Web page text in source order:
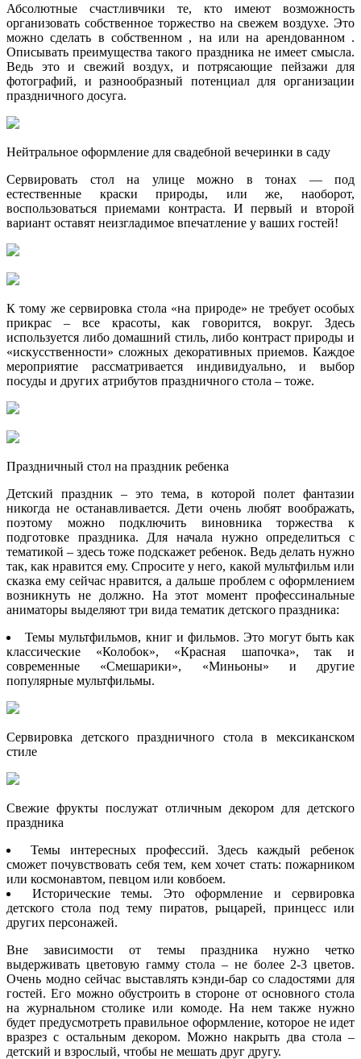
Абсолютные счастливчики те, кто имеют возможность
организовать собственное торжество на свежем воздухе. Это
можно сделать в собственном , на или на арендованном .
Описывать преимущества такого праздника не имеет смысла.
Ведь это и свежий воздух, и потрясающие пейзажи для
фотографий, и разнообразный потенциал для организации
праздничного досуга.
Нейтральное оформление для свадебной вечеринки в саду
Сервировать стол на улице можно в тонах — под
естественные краски природы, или же, наоборот,
воспользоваться приемами контраста. И первый и второй
вариант оставят неизгладимое впечатление у ваших гостей!
К тому же сервировка стола «на природе» не требует особых
прикрас – все красоты, как говорится, вокруг. Здесь
используется либо домашний стиль, либо контраст природы и
«искусственности» сложных декоративных приемов. Каждое
мероприятие рассматривается индивидуально, и выбор
посуды и других атрибутов праздничного стола – тоже.
Праздничный стол на праздник ребенка
Детский праздник – это тема, в которой полет фантазии
никогда не останавливается. Дети очень любят воображать,
поэтому можно подключить виновника торжества к
подготовке праздника. Для начала нужно определиться с
тематикой – здесь тоже подскажет ребенок. Ведь делать нужно
так, как нравится ему. Спросите у него, какой мультфильм или
сказка ему сейчас нравится, а дальше проблем с оформлением
возникнуть не должно. На этот момент профессинальные
аниматоры выделяют три вида тематик детского праздника:
Темы мультфильмов, книг и фильмов. Это могут быть как
классические «Колобок», «Красная шапочка», так и
современные «Смешарики», «Миньоны» и другие
популярные мультфильмы.
Сервировка детского праздничного стола в мексиканском
стиле
Свежие фрукты послужат отличным декором для детского
праздника
Темы интересных профессий. Здесь каждый ребенок
сможет почувствовать себя тем, кем хочет стать: пожарником
или космонавтом, певцом или ковбоем.
Исторические темы. Это оформление и сервировка
детского стола под тему пиратов, рыцарей, принцесс или
других персонажей.
Вне зависимости от темы праздника нужно четко
выдерживать цветовую гамму стола – не более 2-3 цветов.
Очень модно сейчас выставлять кэнди-бар со сладостями для
гостей. Его можно обустроить в стороне от основного стола
на журнальном столике или комоде. На нем также нужно
будет предусмотреть правильное оформление, которое не идет
вразрез с остальным декором. Можно накрыть два стола –
детский и взрослый, чтобы не мешать друг другу.